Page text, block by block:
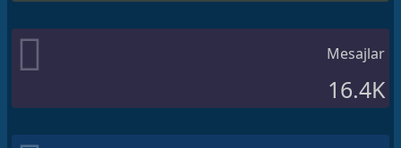
Mesajlar
16.4K